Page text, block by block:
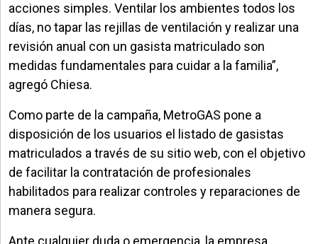
acciones simples. Ventilar los ambientes todos los
días, no tapar las rejillas de ventilación y realizar una
revisión anual con un gasista matriculado son
medidas fundamentales para cuidar a la familia”,
agregó Chiesa.
Como parte de la campaña, MetroGAS pone a
disposición de los usuarios el listado de gasistas
matriculados a través de su sitio web, con el objetivo
de facilitar la contratación de profesionales
habilitados para realizar controles y reparaciones de
manera segura.
Ante cualquier duda o emergencia, la empresa